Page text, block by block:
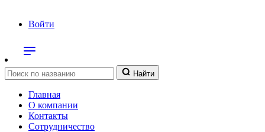
Войти
Найти
Главная
О компании
Контакты
Сотрудничество